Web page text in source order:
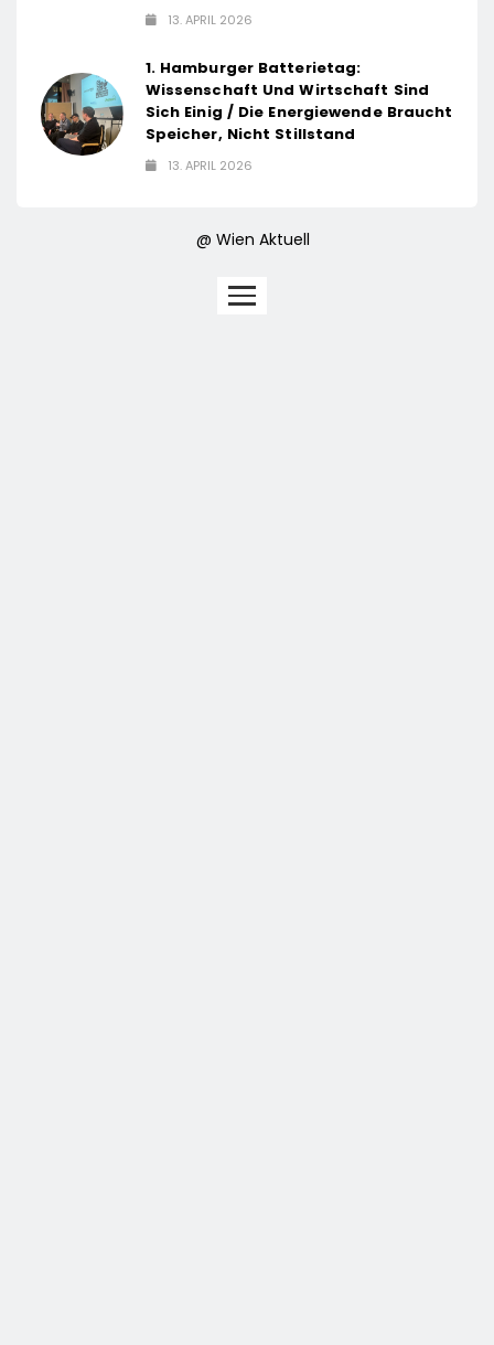
13. APRIL 2026
1. Hamburger Batterietag:
Wissenschaft Und Wirtschaft Sind
Sich Einig / Die Energiewende Braucht
Speicher, Nicht Stillstand
13. APRIL 2026
@ Wien Aktuell